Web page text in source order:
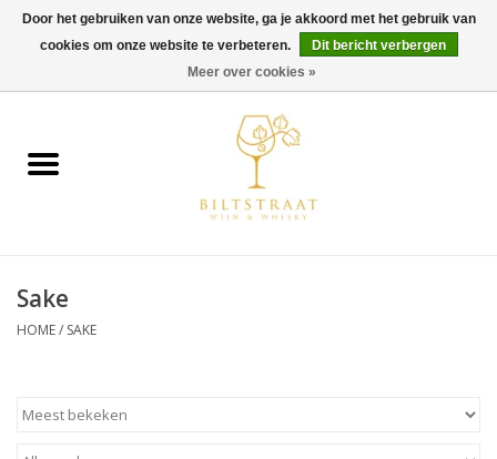
0 Artikelen - €0,00
Wijn
Gin & Tonic
Gedestilleerd
Sake
HOME/ SAKE
Door het gebruiken van onze website, ga je akkoord met het gebruik van
cookies om onze website te verbeteren.
Dit bericht verbergen
Meer over cookies »